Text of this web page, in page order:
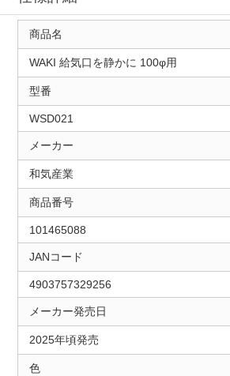
商品名
WAKI 給気口を静かに 100φ用
型番
WSD021
メーカー
和気産業
商品番号
101465088
JANコード
4903757329256
メーカー発売日
2025年頃発売
色